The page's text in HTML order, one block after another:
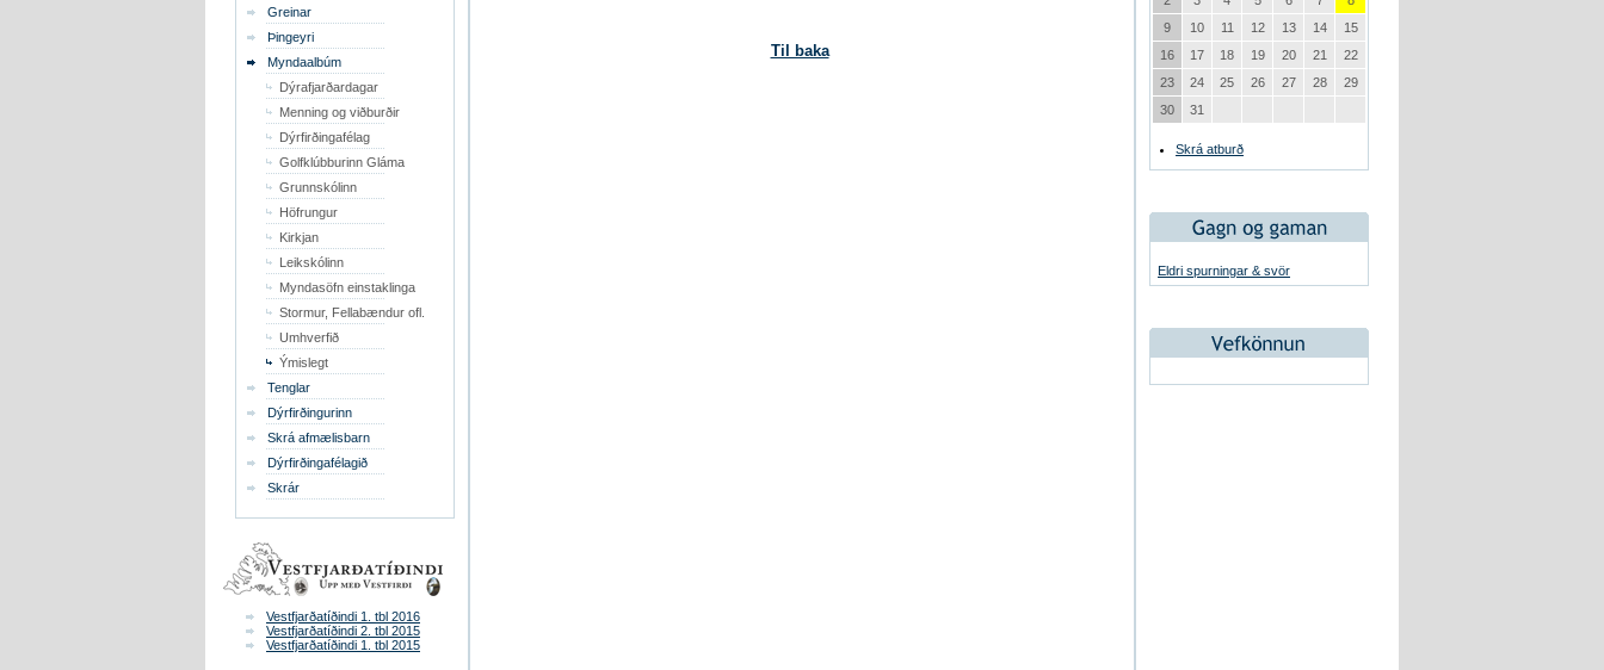
Greinar
Þingeyri
Myndaalbúm
Dýrafjarðardagar
Menning og viðburðir
Dýrfirðingafélag
Golfklúbburinn Gláma
Grunnskólinn
Höfrungur
Kirkjan
Leikskólinn
Myndasöfn einstaklinga
Stormur, Fellabændur ofl.
Umhverfið
Ýmislegt
Tenglar
Dýrfirðingurinn
Skrá afmælisbarn
Dýrfirðingafélagið
Skrár
Vestfjarðatíðindi 1. tbl 2016
Vestfjarðatíðindi 2. tbl 2015
Vestfjarðatíðindi 1. tbl 2015
Til baka
9
10 11 12 13 14
15
16
17 18 19 20 21
22
23
24 25 26 27 28
29
30
31
Skrá atburð
Eldri spurningar & svör